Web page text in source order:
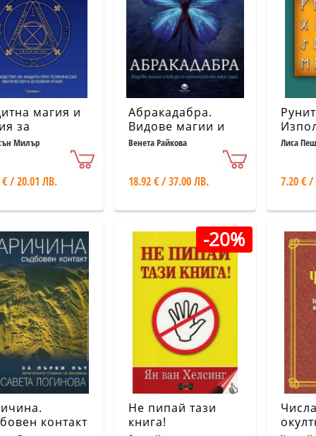
магия и
за
Милър
€ / 20.01 ЛВ.
Абракадабра.
Видове магии и
как да се
изчистим от тях
Венета Райкова
18.92 € / 37.00 ЛВ.
в
Лиса
7.20 €
контакт
-20%
Не пипай тази
книга!